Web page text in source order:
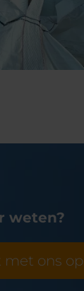
weten?
met ons op